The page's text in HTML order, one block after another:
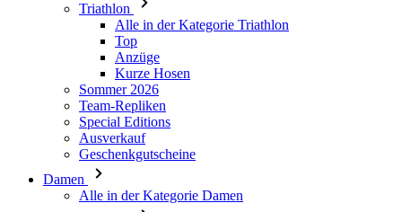
Triathlon
Alle in der Kategorie Triathlon
Top
Anzüge
Kurze Hosen
Sommer 2026
Team-Repliken
Special Editions
Ausverkauf
Geschenkgutscheine
Damen
Alle in der Kategorie Damen